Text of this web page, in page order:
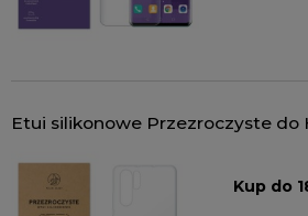
Etui silikonowe Przezroczyste do
Kup do